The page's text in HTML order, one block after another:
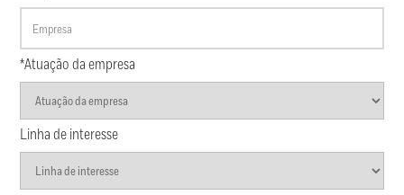
*Atuação da empresa
Linha de interesse